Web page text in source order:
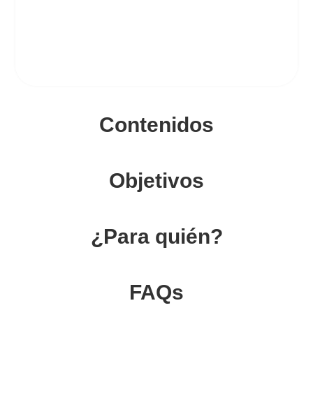
Contenidos
Objetivos
¿Para quién?
FAQs